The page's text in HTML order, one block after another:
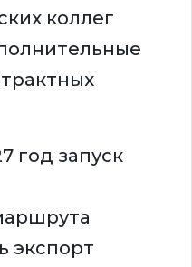
коллег
год запуск
экспорт